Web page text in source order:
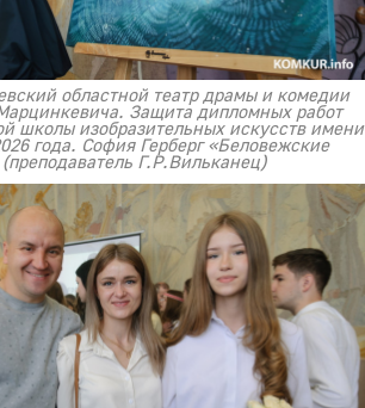
областной театр драмы и комедии
Защита дипломных работ
школы изобразительных искусств имени
года. София Герберг «Беловежские
Г.Р.Вильканец)